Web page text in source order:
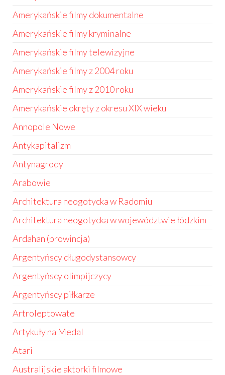
Amerykańskie filmy dokumentalne
Amerykańskie filmy kryminalne
Amerykańskie filmy telewizyjne
Amerykańskie filmy z 2004 roku
Amerykańskie filmy z 2010 roku
Amerykańskie okręty z okresu XIX wieku
Annopole Nowe
Antykapitalizm
Antynagrody
Arabowie
Architektura neogotycka w Radomiu
Architektura neogotycka w województwie łódzkim
Ardahan (prowincja)
Argentyńscy długodystansowcy
Argentyńscy olimpijczycy
Argentyńscy piłkarze
Artroleptowate
Artykuły na Medal
Atari
Australijskie aktorki filmowe